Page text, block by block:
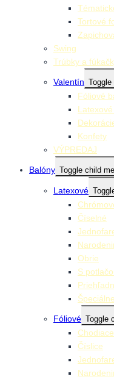
Tortové
Swing
Trúbky a
Valentín
Fóliové
Konfety
VÝPREDAJ
Balóny Toggle child
Latexové
Číselné
Obrie
S
Špeciálne
Fóliové Toggle
Chodiace
Číslice